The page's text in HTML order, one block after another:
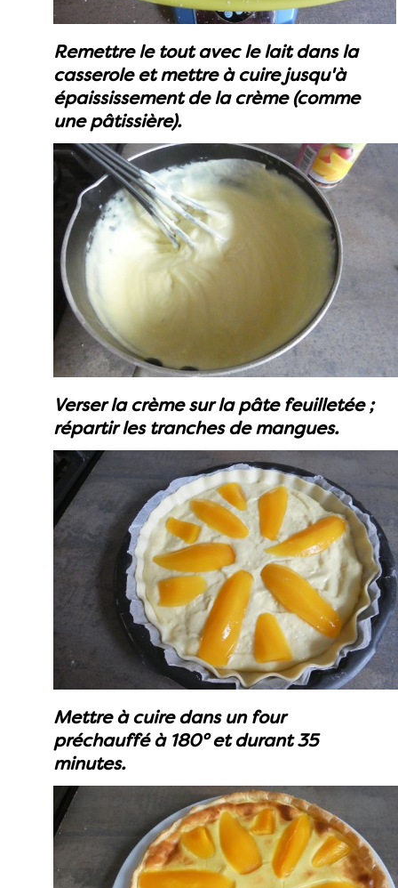
Remettre le tout avec le lait dans la
casserole et mettre à cuire jusqu'à
épaississement de la crème (comme
une pâtissière).
Verser la crème sur la pâte feuilletée ;
répartir les tranches de mangues.
Mettre à cuire dans un four
préchauffé à 180° et durant 35
minutes.